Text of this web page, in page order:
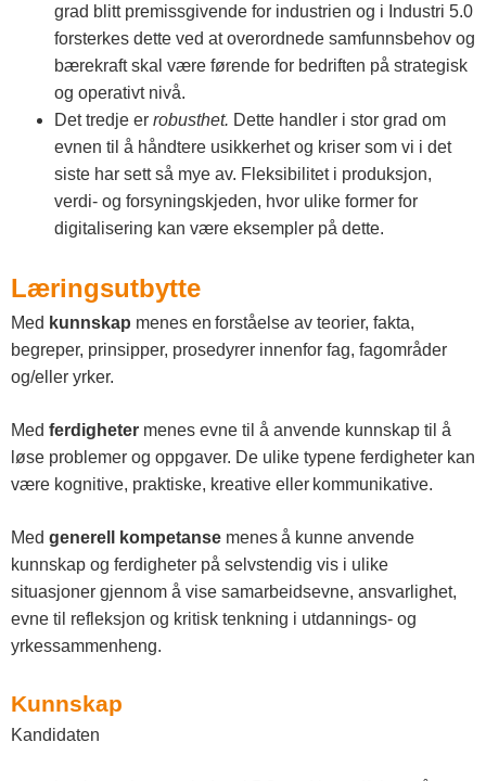
grad blitt premissgivende for industrien og i Industri 5.0
forsterkes dette ved at overordnede samfunnsbehov og
bærekraft skal være førende for bedriften på strategisk
og operativt nivå.
Det tredje er robusthet. Dette handler i stor grad om
evnen til å håndtere usikkerhet og kriser som vi i det
siste har sett så mye av. Fleksibilitet i produksjon,
verdi- og forsyningskjeden, hvor ulike former for
digitalisering kan være eksempler på dette.
Læringsutbytte
Med kunnskap menes en forståelse av teorier, fakta,
begreper, prinsipper, prosedyrer innenfor fag, fagområder
og/eller yrker.
Med ferdigheter menes evne til å anvende kunnskap til å
løse problemer og oppgaver. De ulike typene ferdigheter kan
være kognitive, praktiske, kreative eller kommunikative.
Med generell kompetanse menes å kunne anvende
kunnskap og ferdigheter på selvstendig vis i ulike
situasjoner gjennom å vise samarbeidsevne, ansvarlighet,
evne til refleksjon og kritisk tenkning i utdannings- og
yrkessammenheng.
Kunnskap
Kandidaten